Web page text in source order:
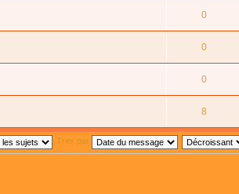
0
0
0
8
Trier par